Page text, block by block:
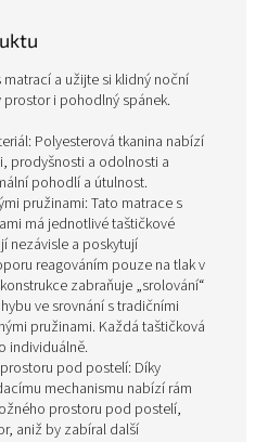
a užijte si klidný noční
i pohodlný spánek.
Polyesterová tkanina nabízí
prodyšnosti a odolnosti a
pohodlí a útulnost.
pružinami: Tato matrace s
má jednotlivé taštičkové
nezávisle a poskytují
reagováním pouze na tlak v
zabraňuje „srolování“
ve srovnání s tradičními
pružinami. Každá taštičková
individuálně.
pod postelí: Díky
mechanismu nabízí rám
prostoru pod postelí,
aniž by zabíral další